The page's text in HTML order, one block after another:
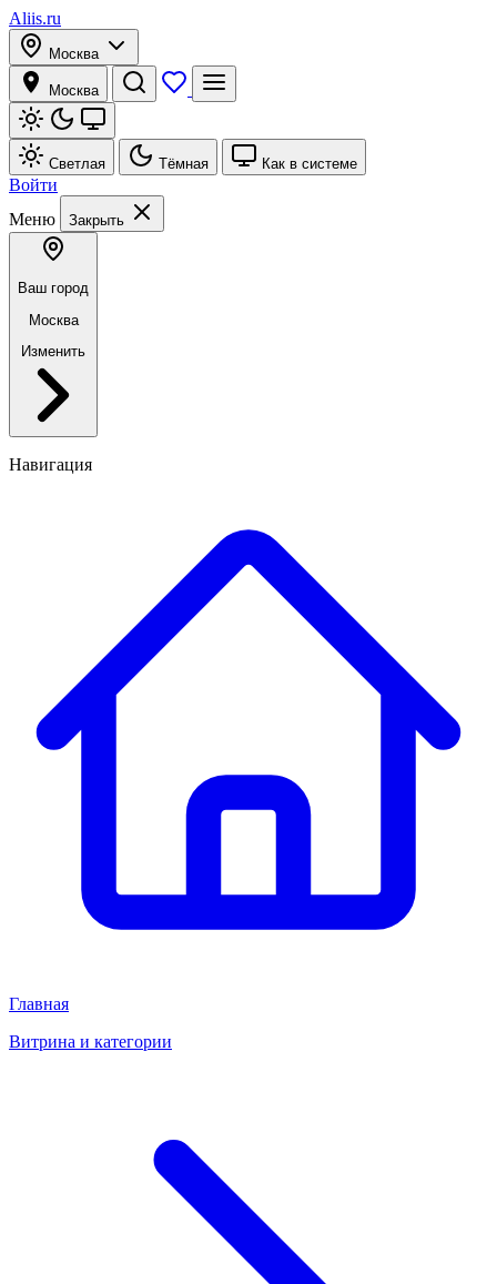
Aliis.ru
Москва
Москва
Светлая Тёмная Как в системе
Войти
Меню
Закрыть
Ваш город
Москва
Изменить
Навигация
Главная
Витрина и категории